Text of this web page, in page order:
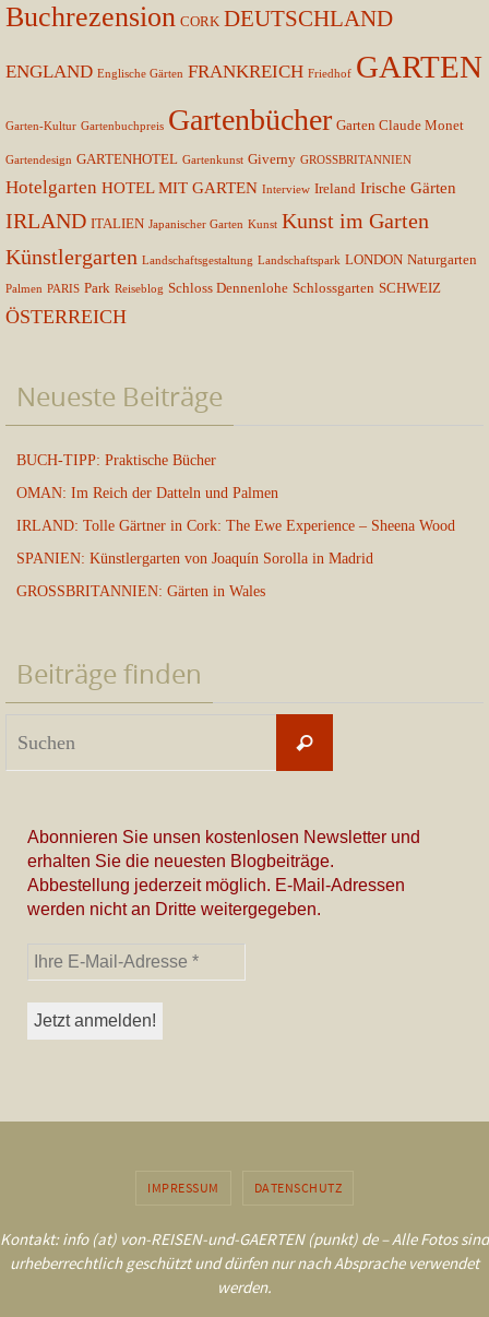
Buchrezension CORK DEUTSCHLAND
ENGLAND Englische Gärten FRANKREICH Friedhof GARTEN
Garten-Kultur Gartenbuchpreis Gartenbücher Garten Claude Monet
Gartendesign GARTENHOTEL Gartenkunst Giverny GROSSBRITANNIEN
Hotelgarten HOTEL MIT GARTEN Interview Ireland Irische Gärten
IRLAND ITALIEN Japanischer Garten Kunst Kunst im Garten
Künstlergarten Landschaftsgestaltung Landschaftspark LONDON Naturgarten
Palmen PARIS Park Reiseblog Schloss Dennenlohe Schlossgarten SCHWEIZ
ÖSTERREICH
Neueste Beiträge
BUCH-TIPP: Praktische Bücher
OMAN: Im Reich der Datteln und Palmen
IRLAND: Tolle Gärtner in Cork: The Ewe Experience – Sheena Wood
SPANIEN: Künstlergarten von Joaquín Sorolla in Madrid
GROSSBRITANNIEN: Gärten in Wales
Beiträge finden
Suchen
Abonnieren Sie unsen kostenlosen Newsletter und
erhalten Sie die neuesten Blogbeiträge.
Abbestellung jederzeit möglich. E-Mail-Adressen
werden nicht an Dritte weitergegeben.
IMPRESSUM DATENSCHUTZ
Kontakt: info (at) von-REISEN-und-GAERTEN (punkt) de – Alle Fotos sind
urheberrechtlich geschützt und dürfen nur nach Absprache verwendet
werden.